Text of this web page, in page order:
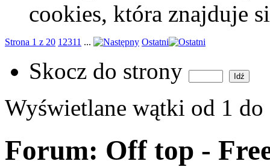
cookies, która znajduje
Strona 1 z 20 1 2311 ... Ostatni
Skocz do strony
Wyświetlane wątki od 1 do
Forum: Off top -